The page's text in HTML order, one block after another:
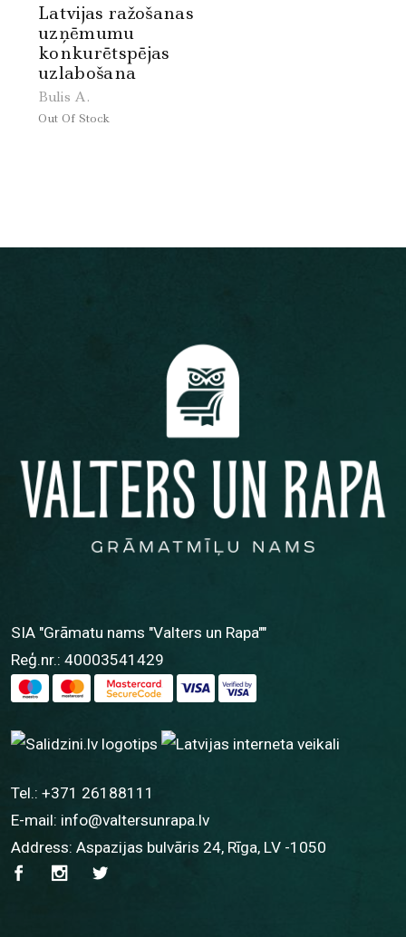
Latvijas ražošanas
uzņēmumu
konkurētspējas
uzlabošana
Bulis A.
Out Of Stock
SIA "Grāmatu nams "Valters un Rapa""
Reģ.nr.: 40003541429
Tel.: +371 26188111
E-mail: info@valtersunrapa.lv
Address: Aspazijas bulvāris 24, Rīga, LV -1050